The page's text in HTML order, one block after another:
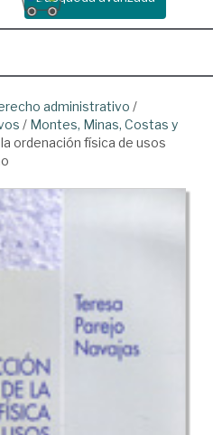
administrativo /
/ Montes, Minas, Costas y
ordenación física de usos